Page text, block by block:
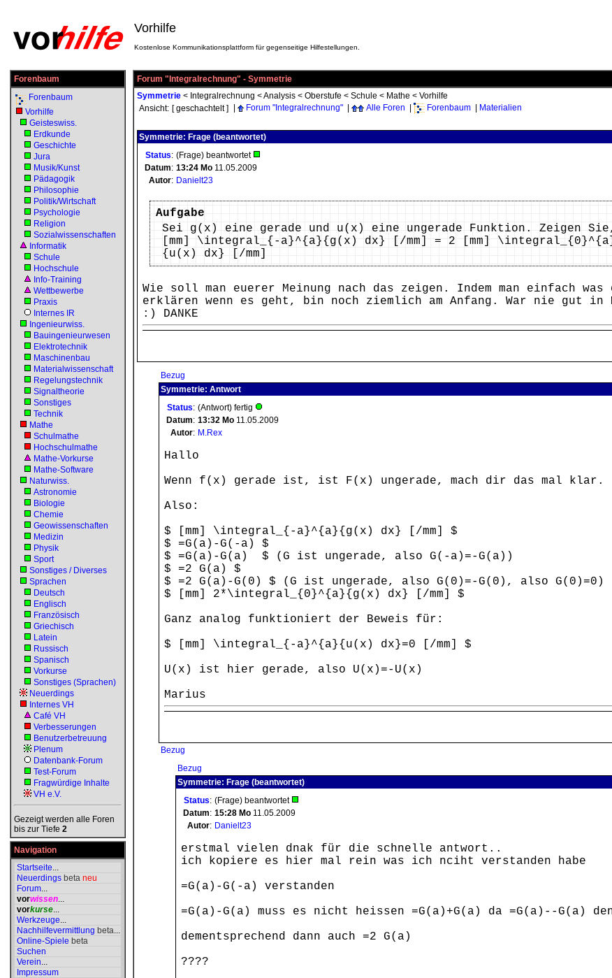
Vorhilfe
Kostenlose Kommunikationsplattform für gegenseitige Hilfestellungen.
Forenbaum
Forenbaum
Vorhilfe
Geisteswiss.
Erdkunde
Geschichte
Jura
Musik/Kunst
Pädagogik
Philosophie
Politik/Wirtschaft
Psychologie
Religion
Sozialwissenschaften
Informatik
Schule
Hochschule
Info-Training
Wettbewerbe
Praxis
Internes IR
Ingenieurwiss.
Bauingenieurwesen
Elektrotechnik
Maschinenbau
Materialwissenschaft
Regelungstechnik
Signaltheorie
Sonstiges
Technik
Mathe
Schulmathe
Hochschulmathe
Mathe-Vorkurse
Mathe-Software
Naturwiss.
Astronomie
Biologie
Chemie
Geowissenschaften
Medizin
Physik
Sport
Sonstiges / Diverses
Sprachen
Deutsch
Englisch
Französisch
Griechisch
Latein
Russisch
Spanisch
Vorkurse
Sonstiges (Sprachen)
Neuerdings
Internes VH
Café VH
Verbesserungen
Benutzerbetreuung
Plenum
Datenbank-Forum
Test-Forum
Fragwürdige Inhalte
VH e.V.
Gezeigt werden alle Foren
bis zur Tiefe 2
Navigation
Startseite...
Neuerdings beta neu
Forum...
vorwissen...
vorkurse...
Werkzeuge...
Nachhilfevermittlung beta...
Online-Spiele beta
Suchen
Verein...
Impressum
Forum "Integralrechnung" - Symmetrie
Symmetrie < Integralrechnung <Analysis < Oberstufe < Schule < Mathe < Vorhilfe
Ansicht: [ geschachtelt ] Forum "Integralrechnung" Alle Foren Forenbaum Materialien
Symmetrie: Frage (beantwortet)
Status: (Frage) beantwortet
Datum: 13:24 Mo 11.05.2009
Autor: Danielt23
Aufgabe
Sei g(x) eine gerade und u(x) eine ungerade Funktion. Zeigen
[mm] \integral_{-a}^{a}{g(x) dx} [/mm] = 2 [mm]
{u(x) dx} [/mm]
Wie soll man euerer Meinung nach das zeigen. Indem man einfach
erklären wenn es geht, bin noch ziemlich am Anfang. War nie gut in
:) DANKE
Bezug
Symmetrie: Antwort
Status: (Antwort) fertig
Datum: 13:32 Mo 11.05.2009
Autor: M.Rex
Hallo
Wenn f(x) gerade ist, ist F(x) ungerade, mach dir das mal klar.
Also:
$ [mm] \integral_{-a}^{a}{g(x) dx} [/mm] $
$ =G(a)-G(-a) $
$ =G(a)-G(a) $ (G ist ungerade, also G(-a)=-G(a))
$ =2 G(a) $
$ =2 G(a)-G(0) $ (G ist ungerade, also G(0)=-G(0), also G(0)=0)
$ [mm] 2*\integral_{0}^{a}{g(x) dx} [/mm] $
Ganz analog funktioniert der Beweis für:
$ [mm] \integral_{-a}^{a}{u(x) dx}=0 [/mm] $
U(x) ist hier gerade, also U(x)=-U(x)
Marius
Bezug
Bezug
Symmetrie: Frage (beantwortet)
Status: (Frage) beantwortet
Datum: 15:28 Mo 11.05.2009
Autor: Danielt23
erstmal vielen dnak für die schnelle antwort..
ich kopiere es hier mal rein was ich nciht verstanden habe
=G(a)-G(-a) verstanden
=G(a)-G(a) muss es nicht heissen =G(a)+G(a) da =G(a)--G(a)
dementsprechend dann auch =2 G(a)
????